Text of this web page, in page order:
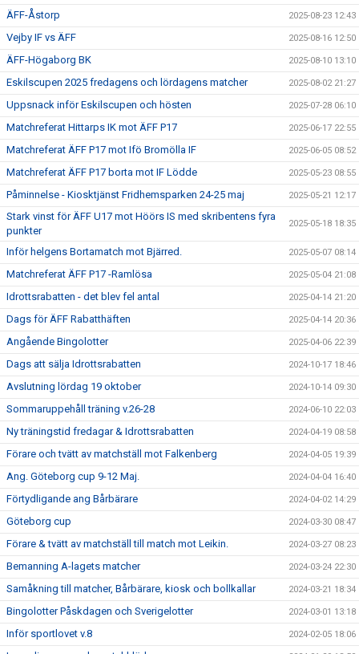
ÄFF-Åstorp 2025-08-23 12:43
Vejby IF vs ÄFF 2025-08-16 12:50
ÄFF-Högaborg BK 2025-08-10 13:10
Eskilscupen 2025 fredagens och lördagens matcher 2025-08-02 21:27
Uppsnack inför Eskilscupen och hösten 2025-07-28 06:10
Matchreferat Hittarps IK mot ÄFF P17 2025-06-17 22:55
Matchreferat ÄFF P17 mot Ifö Bromölla IF 2025-06-05 08:52
Matchreferat ÄFF P17 borta mot IF Lödde 2025-05-23 08:55
Påminnelse - Kiosktjänst Fridhemsparken 24-25 maj 2025-05-21 12:17
Stark vinst för ÄFF U17 mot Höörs IS med skribentens fyra
punkter
2025-05-18 18:35
Inför helgens Bortamatch mot Bjärred. 2025-05-07 08:14
Matchreferat ÄFF P17 -Ramlösa 2025-05-04 21:08
Idrottsrabatten - det blev fel antal 2025-04-14 21:20
Dags för ÄFF Rabatthäften 2025-04-14 20:36
Angående Bingolotter 2025-04-06 22:39
Dags att sälja Idrottsrabatten 2024-10-17 18:46
Avslutning lördag 19 oktober 2024-10-14 09:30
Sommaruppehåll träning v.26-28 2024-06-10 22:03
Ny träningstid fredagar & Idrottsrabatten 2024-04-19 08:58
Förare och tvätt av matchställ mot Falkenberg 2024-04-05 19:39
Ang. Göteborg cup 9-12 Maj. 2024-04-04 16:40
Förtydligande ang Bårbärare 2024-04-02 14:29
Göteborg cup 2024-03-30 08:47
Förare & tvätt av matchställ till match mot Leikin. 2024-03-27 08:23
Bemanning A-lagets matcher 2024-03-24 22:30
Samåkning till matcher, Bårbärare, kiosk och bollkallar 2024-03-21 18:34
Bingolotter Påskdagen och Sverigelotter 2024-03-01 13:18
Inför sportlovet v.8 2024-02-05 18:06